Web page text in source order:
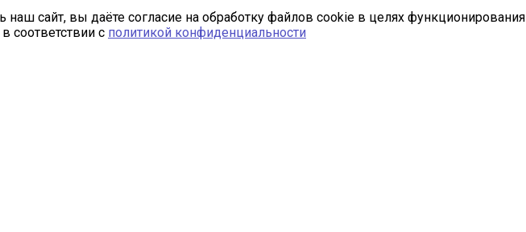
наш сайт, вы даёте согласие на обработку файлов cookie в целях функционирования
соответствии с политикой конфиденциальности